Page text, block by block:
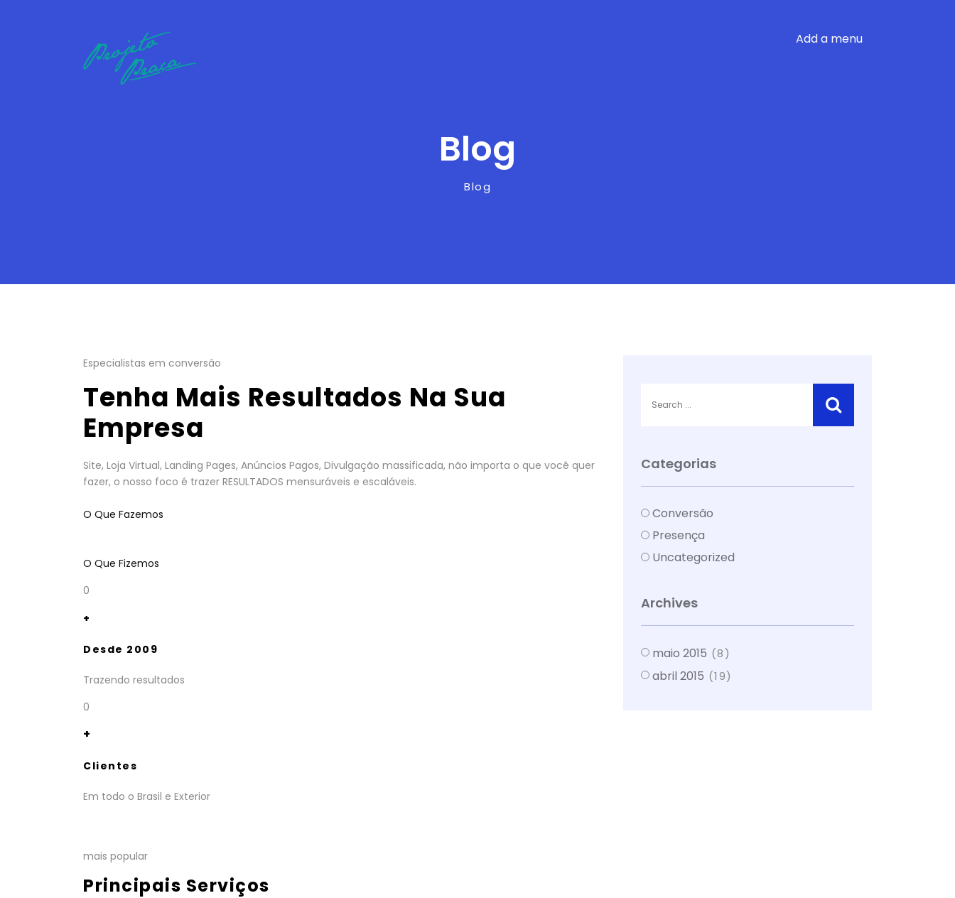
Add a menu
Blog
Blog
Especialistas em conversão
Tenha Mais Resultados Na Sua
Empresa
Site, Loja Virtual, Landing Pages, Anúncios Pagos, Divulgação massificada, não importa o que você quer
fazer, o nosso foco é trazer RESULTADOS mensuráveis e escaláveis.
O Que Fazemos
O Que Fizemos
0
+
Desde 2009
Trazendo resultados
0
+
Clientes
Em todo o Brasil e Exterior
mais popular
Principais Serviços
Categorias
Conversão
Presença
Uncategorized
Archives
maio 2015 (8)
abril 2015 (19)